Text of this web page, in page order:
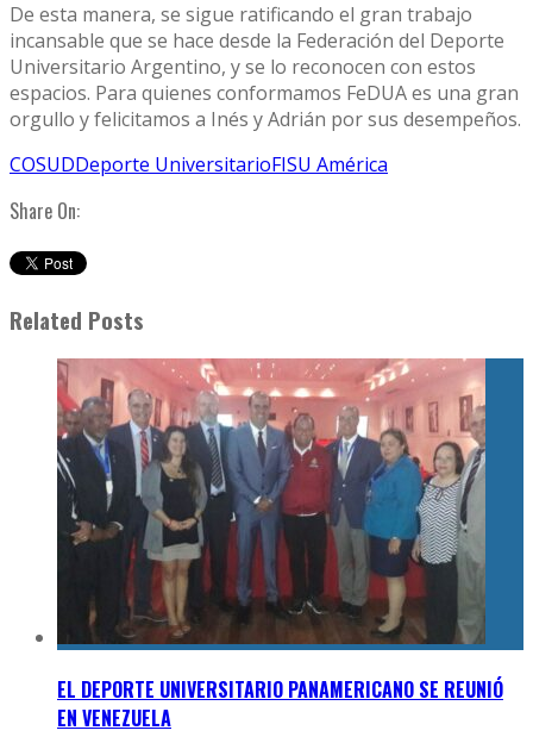
De esta manera, se sigue ratificando el gran trabajo
incansable que se hace desde la Federación del Deporte
Universitario Argentino, y se lo reconocen con estos
espacios. Para quienes conformamos FeDUA es una gran
orgullo y felicitamos a Inés y Adrián por sus desempeños.
COSUDDeporte UniversitarioFISU América
Share On:
Related Posts
EL DEPORTE UNIVERSITARIO PANAMERICANO SE REUNIÓ
EN VENEZUELA